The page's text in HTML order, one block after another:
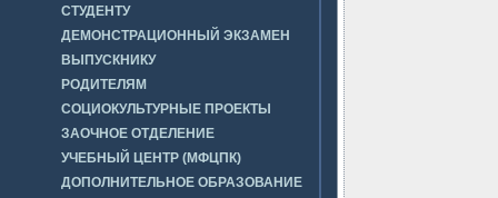
СТУДЕНТУ
ДЕМОНСТРАЦИОННЫЙ ЭКЗАМЕН
ВЫПУСКНИКУ
РОДИТЕЛЯМ
СОЦИОКУЛЬТУРНЫЕ ПРОЕКТЫ
ЗАОЧНОЕ ОТДЕЛЕНИЕ
УЧЕБНЫЙ ЦЕНТР (МФЦПК)
ДОПОЛНИТЕЛЬНОЕ ОБРАЗОВАНИЕ